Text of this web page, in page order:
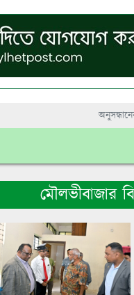
মৌলভীবাজার